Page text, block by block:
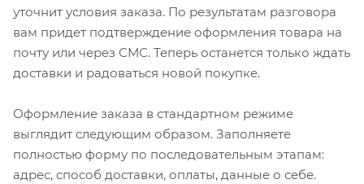
уточнит условия заказа. По результатам разговора
вам придет подтверждение оформления товара на
почту или через СМС. Теперь останется только ждать
доставки и радоваться новой покупке.
Оформление заказа в стандартном режиме
выглядит следующим образом. Заполняете
полностью форму по последовательным этапам:
адрес, способ доставки, оплаты, данные о себе.